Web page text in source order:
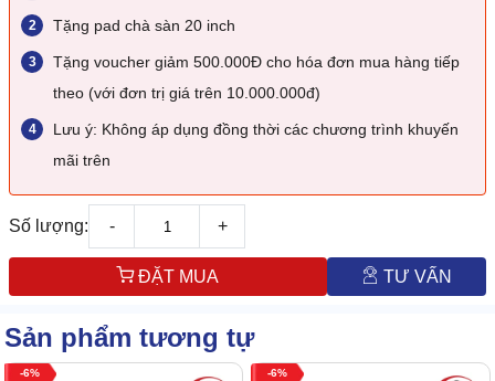
Tặng pad chà sàn 20 inch
Tặng voucher giảm 500.000Đ cho hóa đơn mua hàng tiếp
theo (với đơn trị giá trên 10.000.000đ)
Lưu ý: Không áp dụng đồng thời các chương trình khuyến
mãi trên
Số lượng: - +
ĐẶT MUA TƯ VẤN
Sản phẩm tương tự
6 6